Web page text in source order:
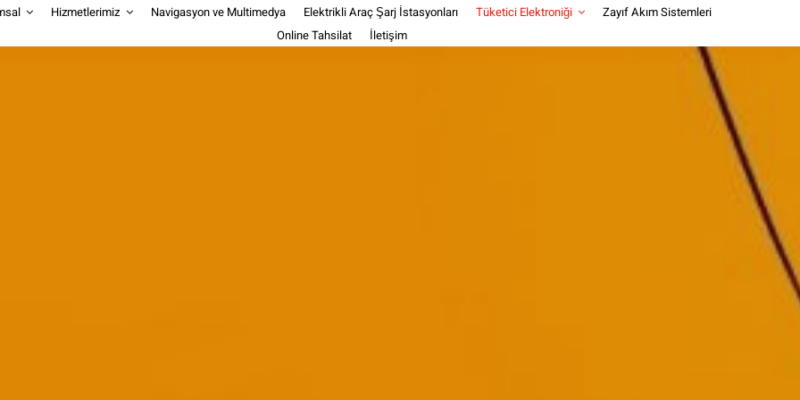
Hizmetlerimiz Navigasyon ve Multimedya Elektrikli Araç Şarj İstasyonları Tüketici Elektroniği
Zayıf Akım Sistemleri
Online Tahsilat
İletişim